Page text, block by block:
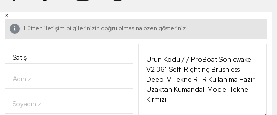
×
Lütfen iletişim bilgilerinizin doğru olmasına özen gösteriniz.
Adınız
Soyadınız